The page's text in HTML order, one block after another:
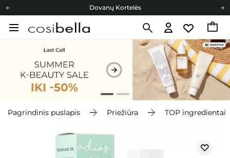
Dovanų Kortelės
Cosibella lojalumo programa
Dovanų Kortelės
Pagrindinis puslapis Priežiūra TOP ingredientai